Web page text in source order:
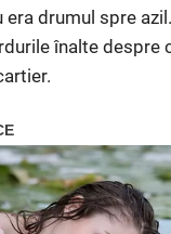
era drumul spre
înalte despre